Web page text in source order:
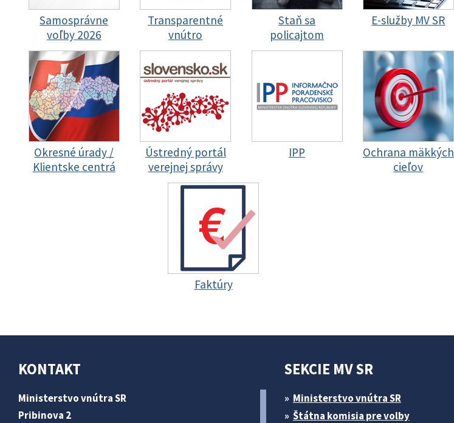
Samosprávne
voľby 2026
Transparentné
vnútro
Staň sa
policajtom
E-služby MV SR
Okresné úrady /
Klientske centrá
Ústredný portál
verejnej správy
IPP
Ochrana mäkkých
cieľov
Faktúry
KONTAKT
Ministerstvo vnútra SR
Pribinova 2
SEKCIE MV SR
Ministerstvo vnútra SR
Štátna komisia pre volby